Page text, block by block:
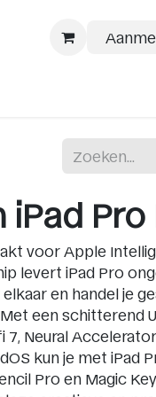
iPad Pro
voor Apple
levert iPad Pro
en handel je
een schitterend
7, Neural
kun je met iPad
Pro en Magic